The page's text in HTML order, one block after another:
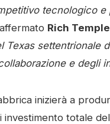
tecnologico
Rich
Texas settentrionale
e degli
inizierà a
totale